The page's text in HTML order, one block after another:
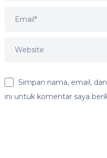
Simpan nama, email,
ini untuk komentar saya